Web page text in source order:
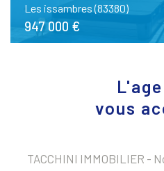
Les issambres (83380)
947 000 €
vous
TACCHINI IMMOBILIER -